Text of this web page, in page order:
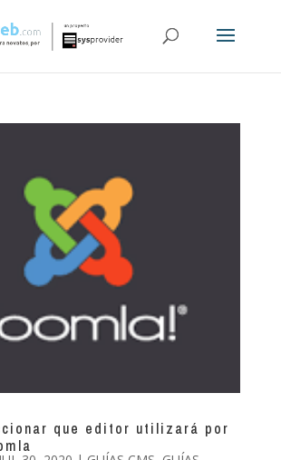
que editor utilizará por